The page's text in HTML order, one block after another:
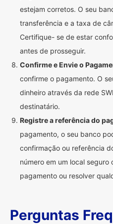
estejam corretos. O seu
transferência e a taxa de
Certifique- se de estar
antes de prosseguir.
Confirme e Envie o
confirme o pagamento. O
dinheiro através da rede
destinatário.
Registre a referência do
pagamento, o seu banco
confirmação ou referência
número em um local seguro
pagamento ou resolver
Perguntas